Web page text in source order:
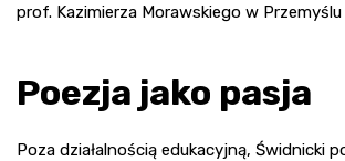
prof. Kazimierza Morawskiego w Przemyślu
Poezja jako pasja
Poza działalnością edukacyjną, Świdnicki